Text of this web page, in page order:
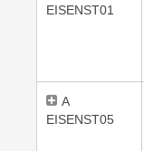
EISENST01
A
EISENST05